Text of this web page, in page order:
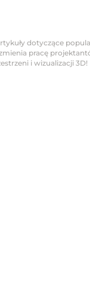
dotyczące
pracę
i wizualizacji 3D!